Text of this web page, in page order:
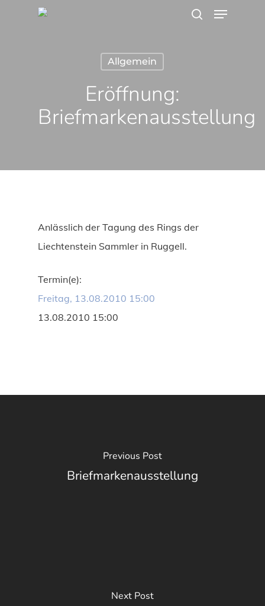
Menu
Allgemein
Eröffnung:
Briefmarkenausstellung
Anlässlich der Tagung des Rings der
Liechtenstein Sammler in Ruggell.
Termin(e):
Freitag, 13.08.2010 15:00
13.08.2010 15:00
Previous Post
Briefmarkenausstellung
Next Post